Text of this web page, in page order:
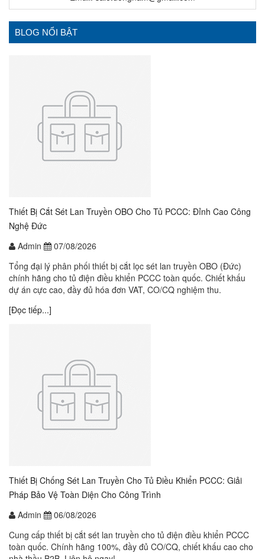
BLOG NỔI BẬT
Thiết Bị Cắt Sét Lan Truyền OBO Cho Tủ PCCC: Đỉnh Cao Công
Nghệ Đức
Admin
07/08/2026
Tổng đại lý phân phối thiết bị cắt lọc sét lan truyền OBO (Đức)
chính hãng cho tủ điện điều khiển PCCC toàn quốc. Chiết khấu
dự án cực cao, đầy đủ hóa đơn VAT, CO/CQ nghiệm thu.
[Đọc tiếp...]
Thiết Bị Chống Sét Lan Truyền Cho Tủ Điều Khiển PCCC: Giải
Pháp Bảo Vệ Toàn Diện Cho Công Trình
Admin
06/08/2026
Cung cấp thiết bị cắt sét lan truyền cho tủ điện điều khiển PCCC
toàn quốc. Chính hãng 100%, đầy đủ CO/CQ, chiết khấu cao cho